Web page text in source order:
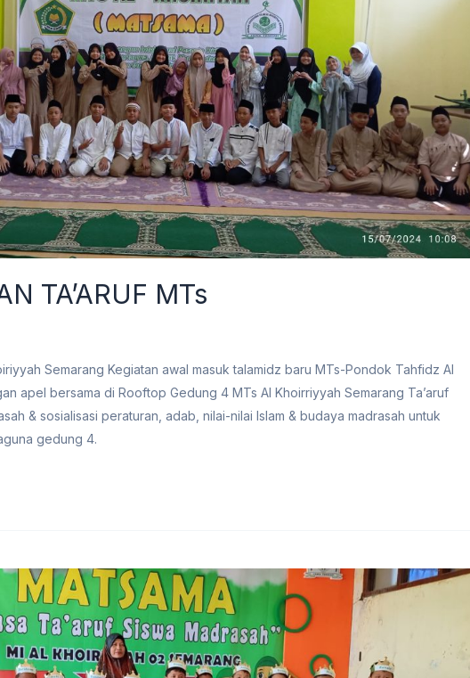
TA’ARUF MTs
Semarang Kegiatan awal masuk talamidz baru MTs-Pondok Tahfidz Al
apel bersama di Rooftop Gedung 4 MTs Al Khoirriyyah Semarang Ta’aruf
& sosialisasi peraturan, adab, nilai-nilai Islam & budaya madrasah untuk
gedung 4.